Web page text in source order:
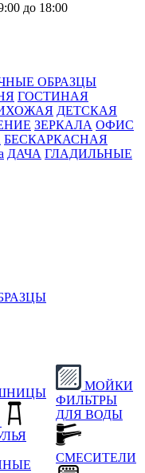
до 18:00
ОБРАЗЦЫ
ГОСТИНАЯ
ДЕТСКАЯ
ЗЕРКАЛА ОФИС
БЕСКАРКАСНАЯ
ДАЧА ГЛАДИЛЬНЫЕ
МОЙКИ
ФИЛЬТРЫ
ДЛЯ ВОДЫ
СМЕСИТЕЛИ